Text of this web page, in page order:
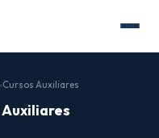
›Cursos Auxiliares